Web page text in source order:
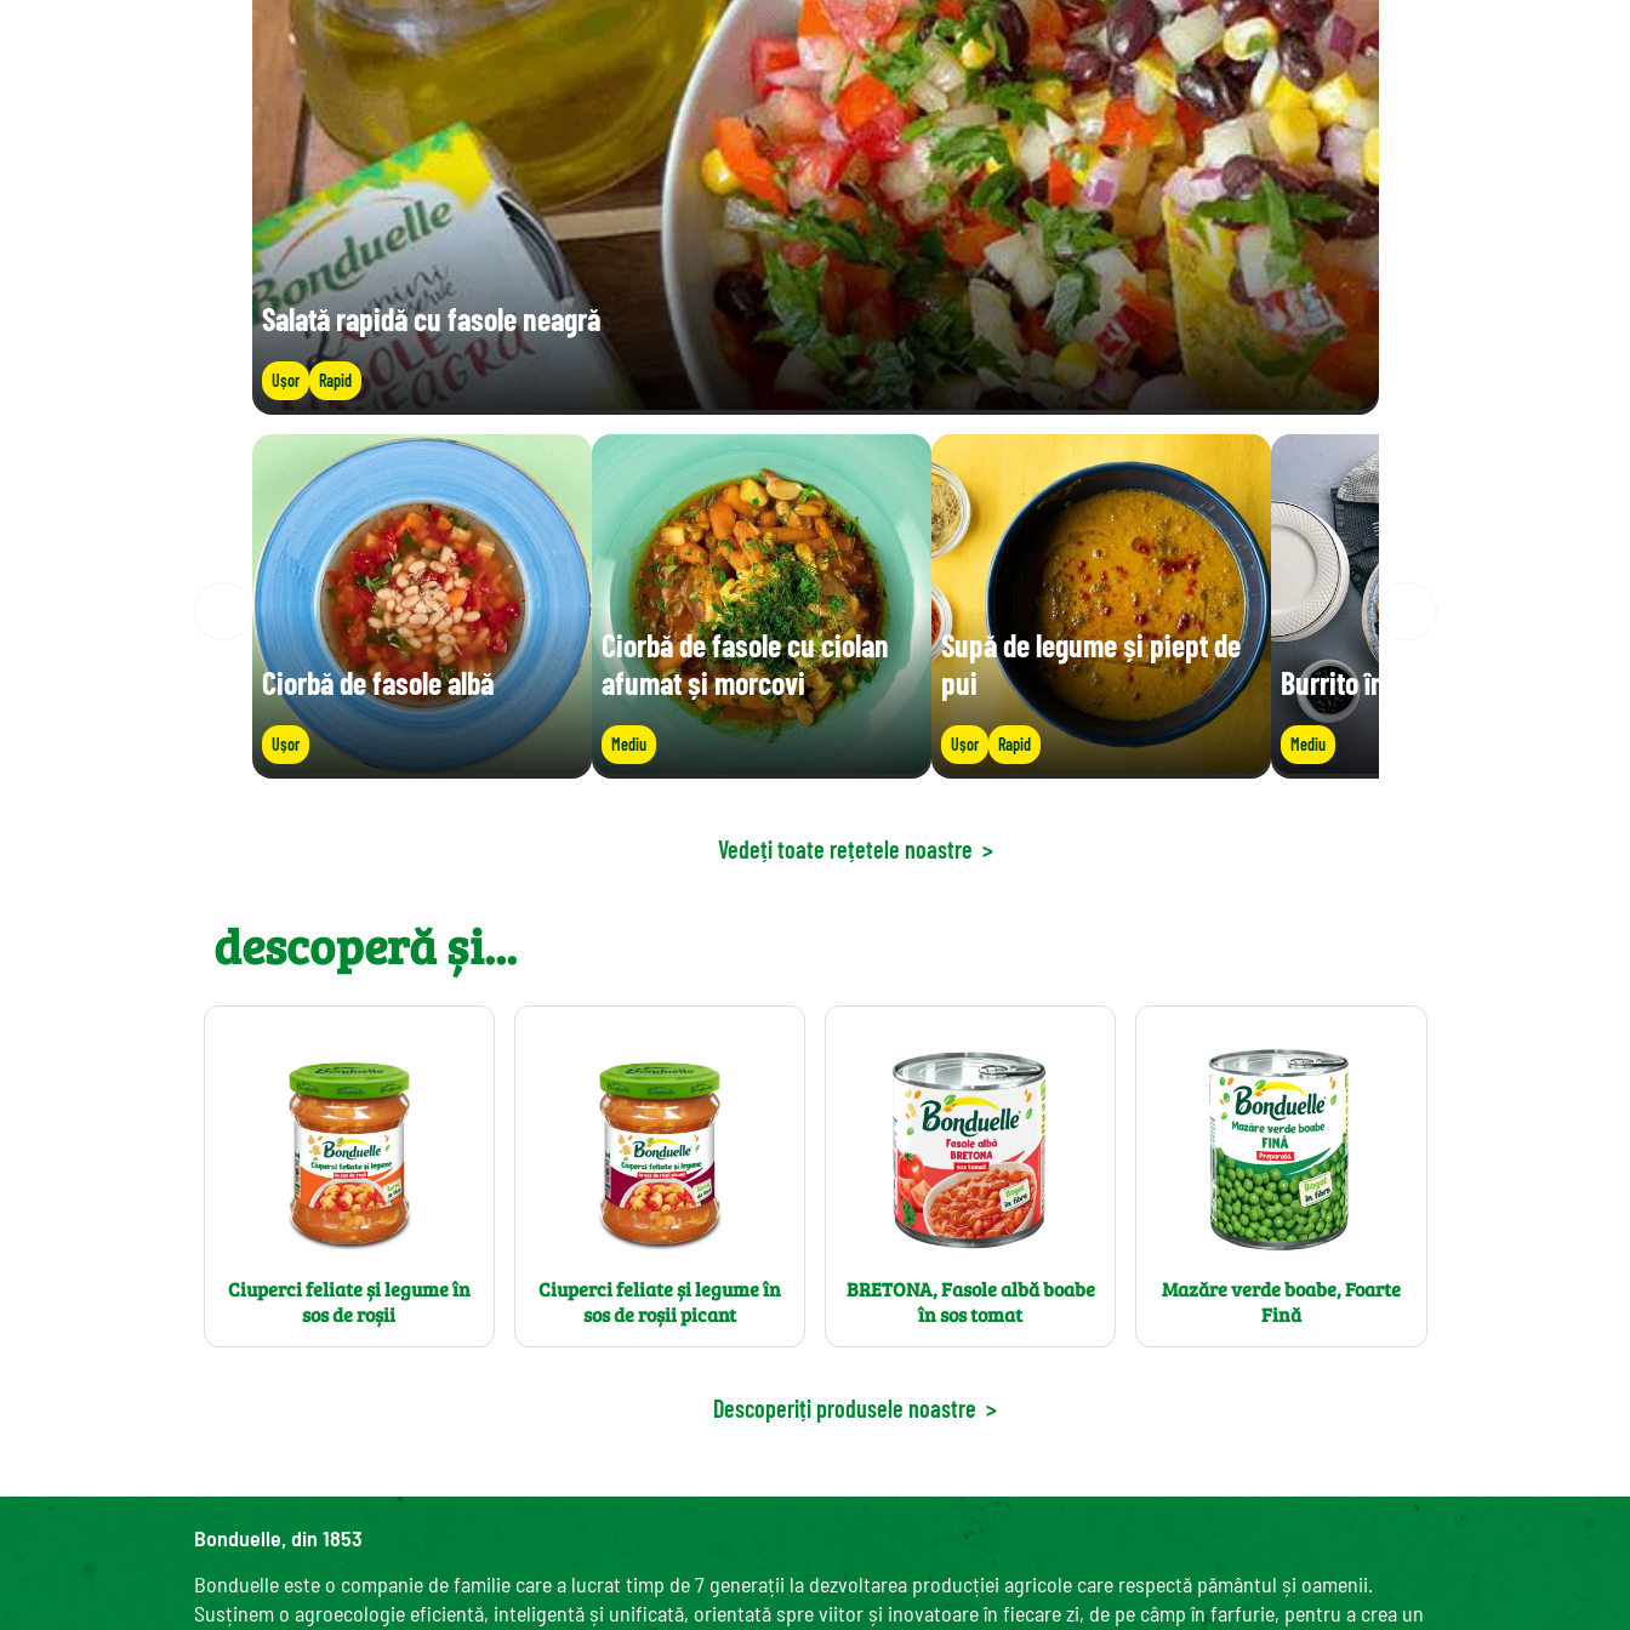
Salată rapidă cu fasole neagră
Ușor Rapid
Ciorbă de fasole albă
Ușor
Ciorbă de fasole cu ciolan
afumat și morcovi
Mediu
Supă de legume și piept de
pui
Ușor Rapid
Burrito în bol
Mediu
Vedeți toate rețetele noastre >
descoperă și...
Ciuperci feliate și legume în
sos de roșii
Ciuperci feliate și legume în
sos de roșii picant
BRETONA, Fasole albă boabe
în sos tomat
Mazăre verde boabe, Foarte
Fină
Descoperiți produsele noastre >
Bonduelle, din 1853
Bonduelle este o companie de familie care a lucrat timp de 7 generații la dezvoltarea producției agricole care respectă pământul și oamenii.
Susținem o agroecologie eficientă, inteligentă și unificată, orientată spre viitor și inovatoare în fiecare zi, de pe câmp în farfurie, pentru a crea un